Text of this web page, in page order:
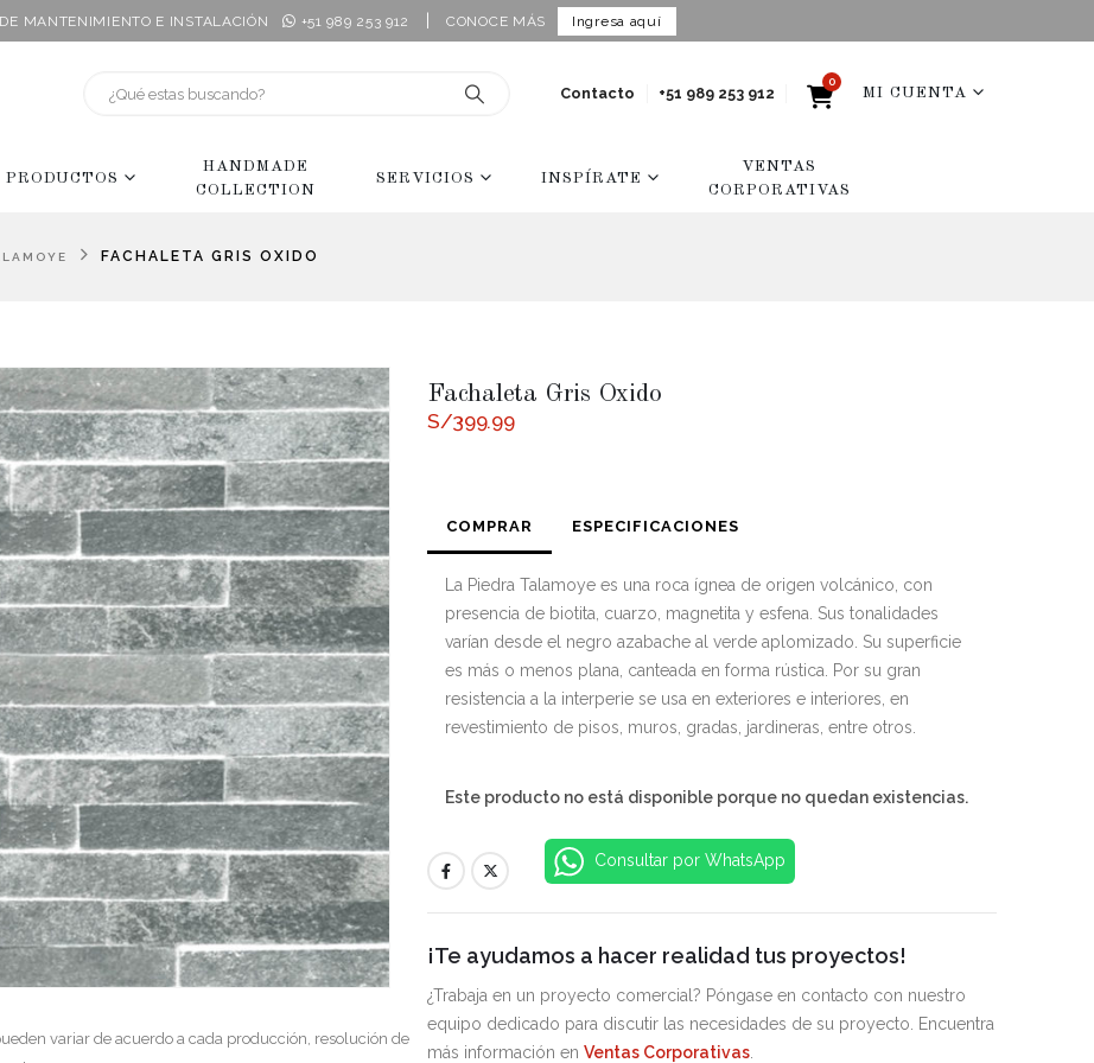
MANTENIMIENTO E INSTALACIÓN +51 989 253 912 CONOCE MÁS Ingresa aquí
Contacto +51 989 253 912
0
MI CUENTA
PRODUCTOS
HANDMADE
COLLECTION
SERVICIOS INSPÍRATE
VENTAS
CORPORATIVAS
FACHALETA GRIS OXIDO
variar de acuerdo a cada producción, resolución de
Fachaleta Gris Oxido
S/399.99
COMPRAR ESPECIFICACIONES
La Piedra Talamoye es una roca ígnea de origen volcánico, con
presencia de biotita, cuarzo, magnetita y esfena. Sus tonalidades
varían desde el negro azabache al verde aplomizado. Su superficie
es más o menos plana, canteada en forma rústica. Por su gran
resistencia a la interperie se usa en exteriores e interiores, en
revestimiento de pisos, muros, gradas, jardineras, entre otros.
Este producto no está disponible porque no quedan existencias.
Consultar por WhatsApp
¡Te ayudamos a hacer realidad tus proyectos!
¿Trabaja en un proyecto comercial? Póngase en contacto con nuestro
equipo dedicado para discutir las necesidades de su proyecto. Encuentra
más información en Ventas Corporativas.